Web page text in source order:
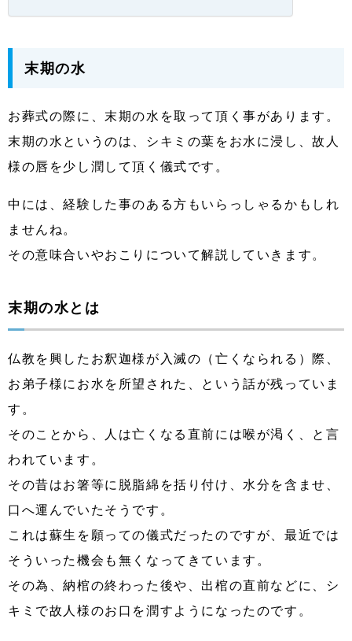
末期の水
お葬式の際に、末期の水を取って頂く事があります。
末期の水というのは、シキミの葉をお水に浸し、故人
様の唇を少し潤して頂く儀式です。
中には、経験した事のある方もいらっしゃるかもしれ
ませんね。
その意味合いやおこりについて解説していきます。
末期の水とは
仏教を興したお釈迦様が入滅の（亡くなられる）際、
お弟子様にお水を所望された、という話が残っていま
す。
そのことから、人は亡くなる直前には喉が渇く、と言
われています。
その昔はお箸等に脱脂綿を括り付け、水分を含ませ、
口へ運んでいたそうです。
これは蘇生を願っての儀式だったのですが、最近では
そういった機会も無くなってきています。
その為、納棺の終わった後や、出棺の直前などに、シ
キミで故人様のお口を潤すようになったのです。